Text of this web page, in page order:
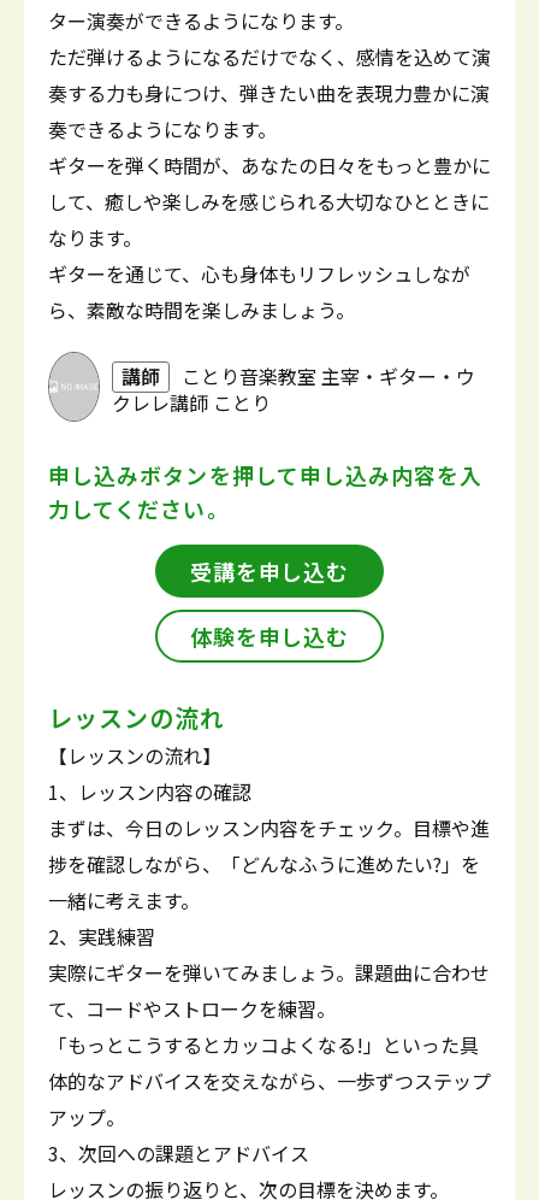
ター演奏ができるようになります。
ただ弾けるようになるだけでなく、感情を込めて演
奏する力も身につけ、弾きたい曲を表現力豊かに演
奏できるようになります。
ギターを弾く時間が、あなたの日々をもっと豊かに
して、癒しや楽しみを感じられる大切なひとときに
なります。
ギターを通じて、心も身体もリフレッシュしなが
ら、素敵な時間を楽しみましょう。
講師
ことり音楽教室 主宰・ギター・ウ
クレレ講師 ことり
申し込みボタンを押して申し込み内容を入
力してください。
受講を申し込む
体験を申し込む
レッスンの流れ
【レッスンの流れ】
1、レッスン内容の確認
まずは、今日のレッスン内容をチェック。目標や進
捗を確認しながら、「どんなふうに進めたい?」を
一緒に考えます。
2、実践練習
実際にギターを弾いてみましょう。課題曲に合わせ
て、コードやストロークを練習。
「もっとこうするとカッコよくなる!」といった具
体的なアドバイスを交えながら、一歩ずつステップ
アップ。
3、次回への課題とアドバイス
レッスンの振り返りと、次の目標を決めます。